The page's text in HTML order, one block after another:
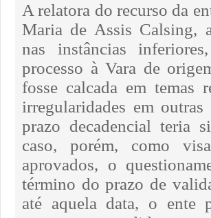
A relatora do recurso da
Maria de Assis Calsing,
nas instâncias
processo à Vara de
fosse calcada em temas
irregularidades em
prazo decadencial teria
caso, porém, como
aprovados, o
término do prazo de
até aquela data, o ente